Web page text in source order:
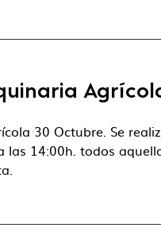
30 Octubre. Se
14:00h. todos